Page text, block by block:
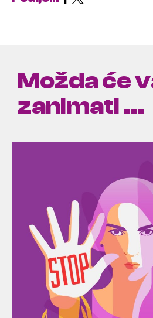
Možda će
zanimati ...